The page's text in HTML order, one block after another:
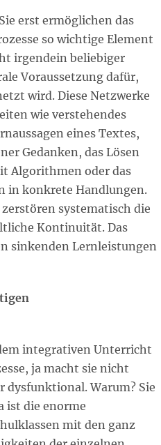
erst ermöglichen das
so wichtige Element
irgendein beliebiger
Voraussetzung dafür,
wird. Diese Netzwerke
wie verstehendes
eines Textes,
Gedanken, das Lösen
Algorithmen oder das
in konkrete Handlungen.
systematisch die
Kontinuität. Das
sinkenden Lernleistungen
integrativen Unterricht
ja macht sie nicht
Warum? Sie
ist die enorme
mit den ganz